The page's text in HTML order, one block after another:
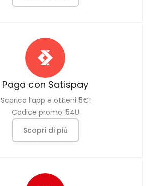
Paga con Satispay
Scarica l’app e ottieni 5€!
Codice promo: 54U
Scopri di più